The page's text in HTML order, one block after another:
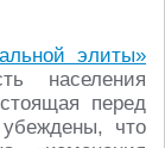
элиты»
населения
перед
что